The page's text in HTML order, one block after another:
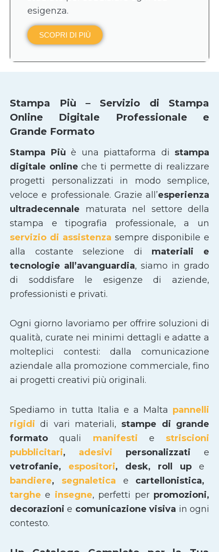
esigenza.
SCOPRI DI PIÙ
Stampa Più – Servizio di Stampa
Online Digitale Professionale e
Grande Formato
Stampa Più è una piattaforma di stampa
digitale online che ti permette di realizzare
progetti personalizzati in modo semplice,
veloce e professionale. Grazie all’esperienza
ultradecennale maturata nel settore della
stampa e tipografia professionale, a un
servizio di assistenza sempre disponibile e
alla costante selezione di materiali e
tecnologie all’avanguardia, siamo in grado
di soddisfare le esigenze di aziende,
professionisti e privati.
Ogni giorno lavoriamo per offrire soluzioni di
qualità, curate nei minimi dettagli e adatte a
molteplici contesti: dalla comunicazione
aziendale alla promozione commerciale, fino
ai progetti creativi più originali.
Spediamo in tutta Italia e a Malta pannelli
rigididi vari materiali, stampe di grande
formatoquali manifesti e striscioni
pubblicitari, adesivi personalizzati e
vetrofanie, espositori, desk, roll up e
bandiere, segnaletica e cartellonistica,
targhee insegne, perfetti per promozioni,
decorazionie comunicazione visiva in ogni
contesto.